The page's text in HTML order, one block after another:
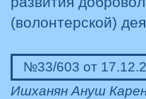
(волонтерской)
№33/603 от
Ишханян Ануш